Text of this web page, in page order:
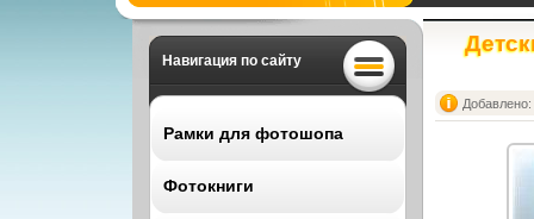
Навигация по сайту
Рамки для фотошопа
Фотокниги